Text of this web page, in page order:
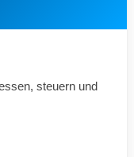
steuern und